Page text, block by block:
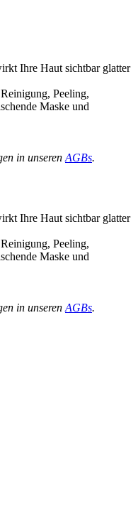
Ihre Haut sichtbar glatter
Peeling,
Maske und
in unserenAGBs.
Ihre Haut sichtbar glatter
Peeling,
Maske und
in unseren AGBs.